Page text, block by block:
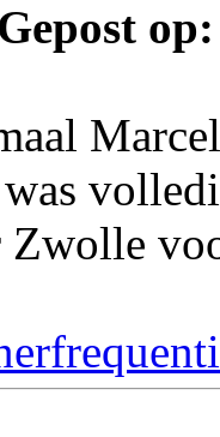
op:
Zwolle